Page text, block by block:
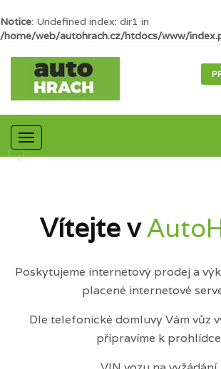
Notice: Undefined index: dir1 in
/home/web/autohrach.cz/htdocs/www/
Mobilní
navigace
Vítejte v
Poskytujeme internetový prodej a
placené internetové
Dle telefonické domluvy Vám vůz
připravíme k